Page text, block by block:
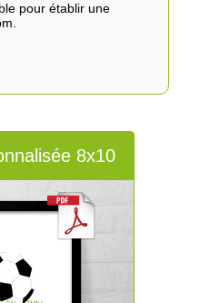
pour établir une
8x10